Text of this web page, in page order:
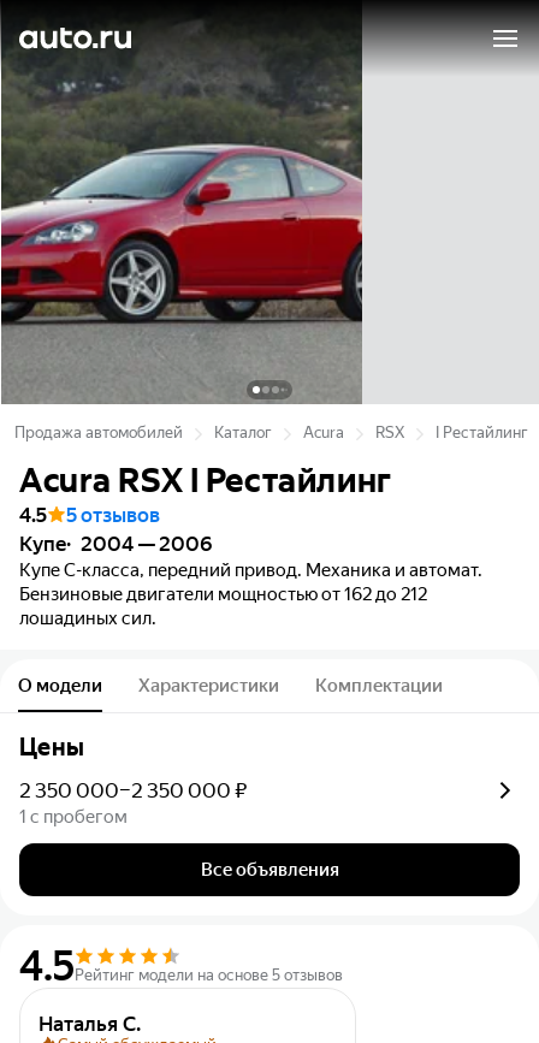
Продажа автомобилей Каталог Acura RSX I Рестайлинг
Acura RSX I Рестайлинг
4.5
5 отзывов
Купе 2004 — 2006
Купе C-класса, передний привод. Механика и автомат.
Бензиновые двигатели мощностью от 162 до 212
лошадиных сил.
О модели Характеристики Комплектации
Цены
2 350 000–2 350 000 ₽
1 с пробегом
Все объявления
4.5 Рейтинг модели на основе 5 отзывов
Наталья С.